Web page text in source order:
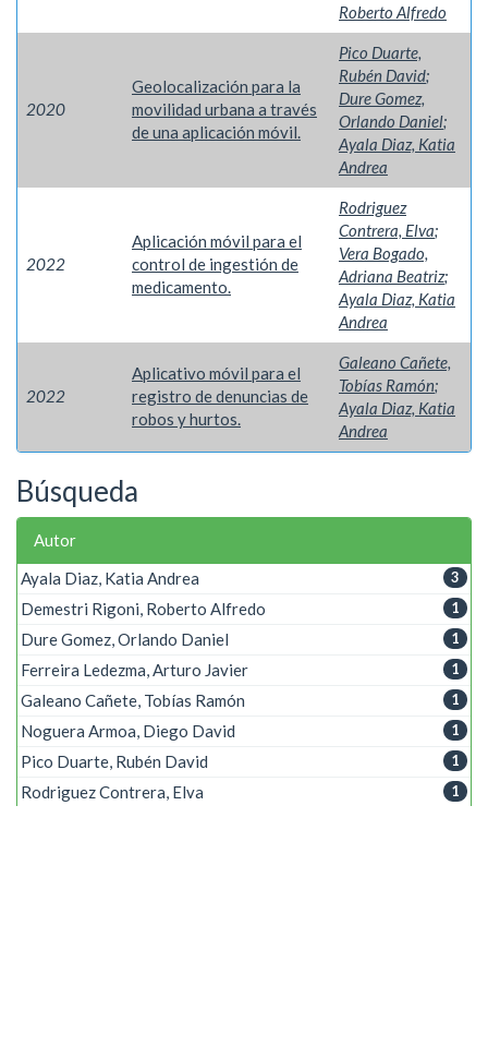
Roberto Alfredo
2020
Geolocalización para la
movilidad urbana a través
de una aplicación móvil.
Pico Duarte,
Rubén David;
Dure Gomez,
Orlando Daniel;
Ayala Diaz, Katia
Andrea
2022
Aplicación móvil para el
control de ingestión de
medicamento.
Rodriguez
Contrera, Elva;
Vera Bogado,
Adriana Beatriz;
Ayala Diaz, Katia
Andrea
2022
Aplicativo móvil para el
registro de denuncias de
robos y hurtos.
Galeano Cañete,
Tobías Ramón;
Ayala Diaz, Katia
Andrea
Búsqueda
Autor
3
Ayala Diaz, Katia Andrea
1
Demestri Rigoni, Roberto Alfredo
1
Dure Gomez, Orlando Daniel
1
Ferreira Ledezma, Arturo Javier
1
Galeano Cañete, Tobías Ramón
1
Noguera Armoa, Diego David
1
Pico Duarte, Rubén David
1
Rodriguez Contrera, Elva